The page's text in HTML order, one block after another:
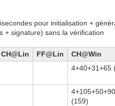
pour initialisation +
+ signature) sans la vérification
CH@Lin FF@Lin CH@Win
4+40+31+65
4+105+50+90
(159)